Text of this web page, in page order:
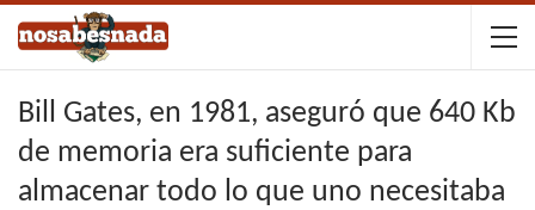
Bill Gates, en 1981, aseguró que 640 Kb
de memoria era suficiente para
almacenar todo lo que uno necesitaba